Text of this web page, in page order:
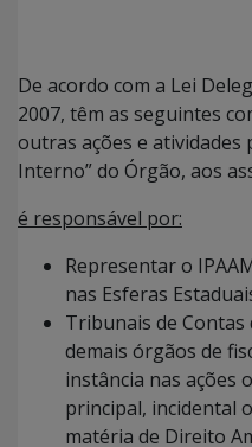
De acordo com a Lei
2007, têm as seguintes
outras ações e atividades
Interno” do Órgão, aos
é responsável por:
Representar o
nas Esferas
Tribunais de Contas
demais órgãos de
instância nas ações
principal, incidental
matéria de Direito